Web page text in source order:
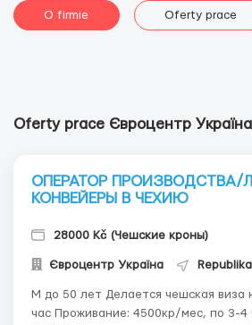
O firmie Oferty prace
Oferty prace Євроцентр Україна
ОПЕРАТОР ПРОИЗВОДСТВА/
КОНВЕЙЕРЫ В ЧЕХИЮ
28000 Kč (Чешские кроны)
Євроцентр Україна
М до 50 лет Делается чешская виза на 3 мес. ЗП: 135 кр/
час Проживание: 4500кр/мес, по 3-4 чел/ком. Транспорт